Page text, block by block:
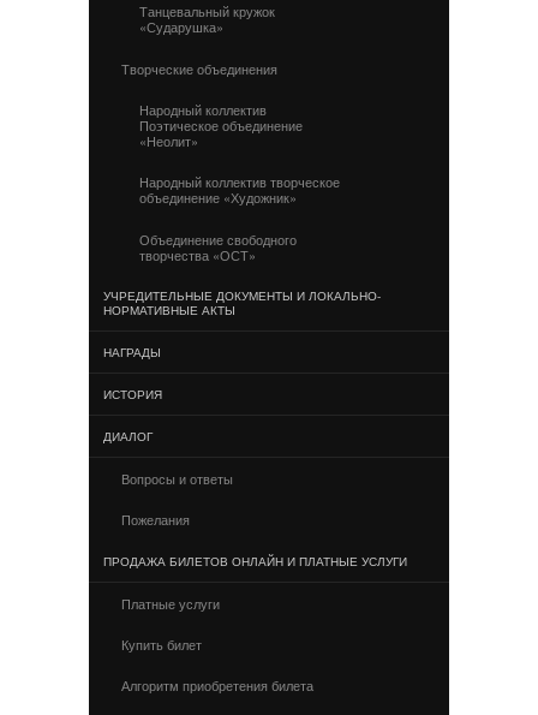
Танцевальный кружок
«Сударушка»
Творческие объединения
Народный коллектив
Поэтическое объединение
«Неолит»
Народный коллектив творческое
объединение «Художник»
Объединение свободного
творчества «ОСТ»
УЧРЕДИТЕЛЬНЫЕ ДОКУМЕНТЫ И ЛОКАЛЬНО-
НОРМАТИВНЫЕ АКТЫ
НАГРАДЫ
ИСТОРИЯ
ДИАЛОГ
Вопросы и ответы
Пожелания
ПРОДАЖА БИЛЕТОВ ОНЛАЙН И ПЛАТНЫЕ УСЛУГИ
Платные услуги
Купить билет
Алгоритм приобретения билета